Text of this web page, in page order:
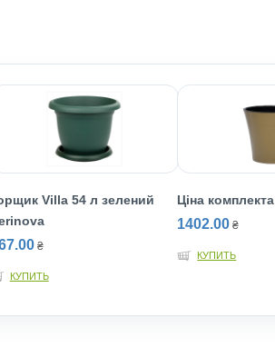
Villa 54 л зелений
₴
КУПИТЬ
Ціна комплекта
1402.00 ₴
КУПИТЬ